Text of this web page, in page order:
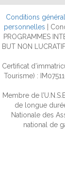
Conditions
personnelles |
PROGRAMMES
BUT NON
Certificat
Tourisme) :
Membre de
de longue
Nationale des
national de